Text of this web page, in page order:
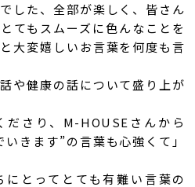
した、全部が楽しく、皆さん
てもスムーズに色んなことを
大変嬉しいお言葉を何度も言
や健康の話について盛り上が
ださり、M-HOUSEさんから
きます”の言葉も心強くて」
とってとても有難い言葉の